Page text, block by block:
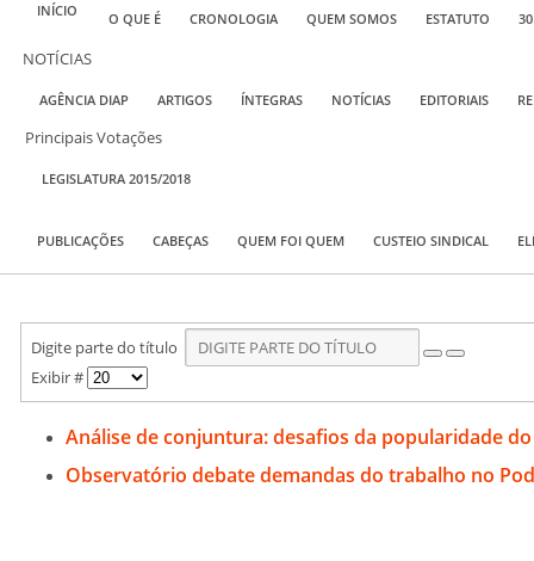
INÍCIO O QUE É CRONOLOGIA QUEM SOMOS ESTATUTO
NOTÍCIAS
AGÊNCIA DIAP ARTIGOS ÍNTEGRAS NOTÍCIAS EDITORIAIS
Principais Votações
LEGISLATURA 2015/2018
PUBLICAÇÕES CABEÇAS QUEM FOI QUEM CUSTEIO SINDICAL
Digite parte do título
Exibir #
Análise de conjuntura: desafios da popularidade
Observatório debate demandas do trabalho no